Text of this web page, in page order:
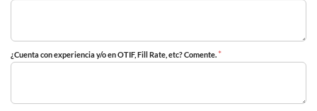
¿Cuenta con experiencia y/o en OTIF, Fill Rate, etc? Comente. *